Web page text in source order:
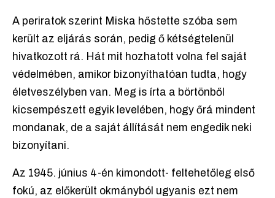
A periratok szerint Miska hőstette szóba sem
került az eljárás során, pedig ő kétségtelenül
hivatkozott rá. Hát mit hozhatott volna fel saját
védelmében, amikor bizonyíthatóan tudta, hogy
életveszélyben van. Meg is írta a börtönből
kicsempészett egyik levelében, hogy őrá mindent
mondanak, de a saját állítását nem engedik neki
bizonyítani.
Az 1945. június 4-én kimondott- feltehetőleg első
fokú, az előkerült okmányból ugyanis ezt nem